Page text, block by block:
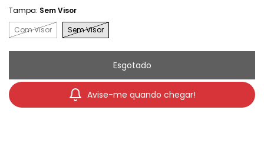
Tampa: Sem Visor
Com Visor
Sem Visor
Avise-me quando chegar!